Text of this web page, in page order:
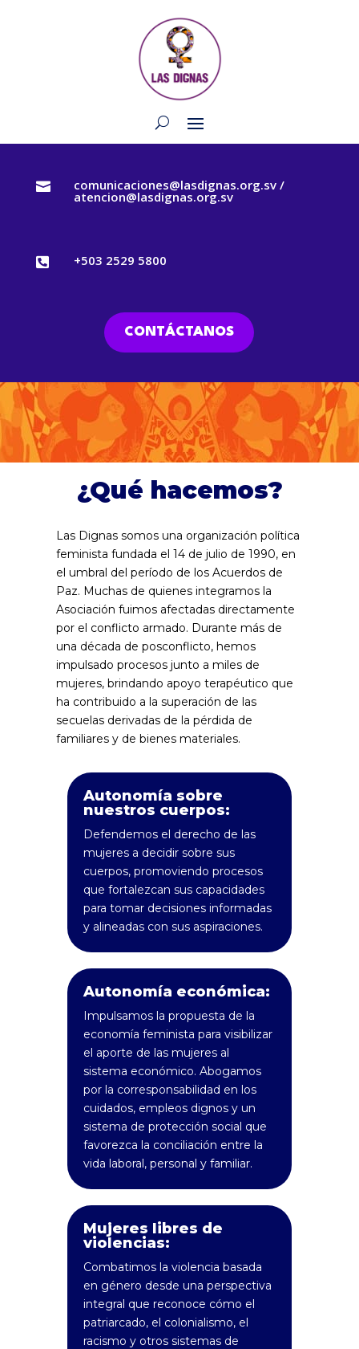
 comunicaciones@lasdignas.org.sv /
atencion@lasdignas.org.sv
 +503 2529 5800
CONTÁCTANOS
¿Qué hacemos?
Las Dignas somos una organización política
feminista fundada el 14 de julio de 1990, en
el umbral del período de los Acuerdos de
Paz. Muchas de quienes integramos la
Asociación fuimos afectadas directamente
por el conflicto armado. Durante más de
una década de posconflicto, hemos
impulsado procesos junto a miles de
mujeres, brindando apoyo terapéutico que
ha contribuido a la superación de las
secuelas derivadas de la pérdida de
familiares y de bienes materiales.
Autonomía sobre
nuestros cuerpos:
Defendemos el derecho de las
mujeres a decidir sobre sus
cuerpos, promoviendo procesos
que fortalezcan sus capacidades
para tomar decisiones informadas
y alineadas con sus aspiraciones.
Autonomía económica:
Impulsamos la propuesta de la
economía feminista para visibilizar
el aporte de las mujeres al
sistema económico. Abogamos
por la corresponsabilidad en los
cuidados, empleos dignos y un
sistema de protección social que
favorezca la conciliación entre la
vida laboral, personal y familiar.
Mujeres libres de
violencias:
Combatimos la violencia basada
en género desde una perspectiva
integral que reconoce cómo el
patriarcado, el colonialismo, el
racismo y otros sistemas de